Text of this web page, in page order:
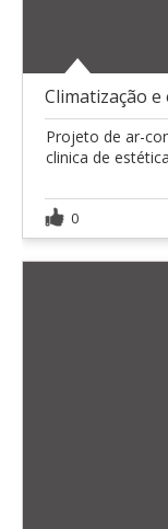
Climatização e
Projeto de ar-
clinica de
0